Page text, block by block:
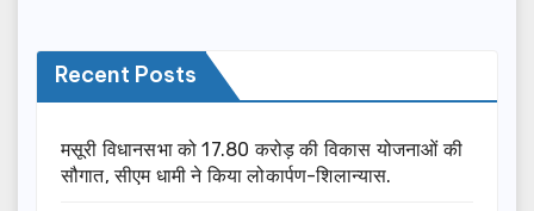
Recent Posts
मसूरी विधानसभा को 17.80 करोड़ की विकास योजनाओं की
सौगात, सीएम धामी ने किया लोकार्पण-शिलान्यास.